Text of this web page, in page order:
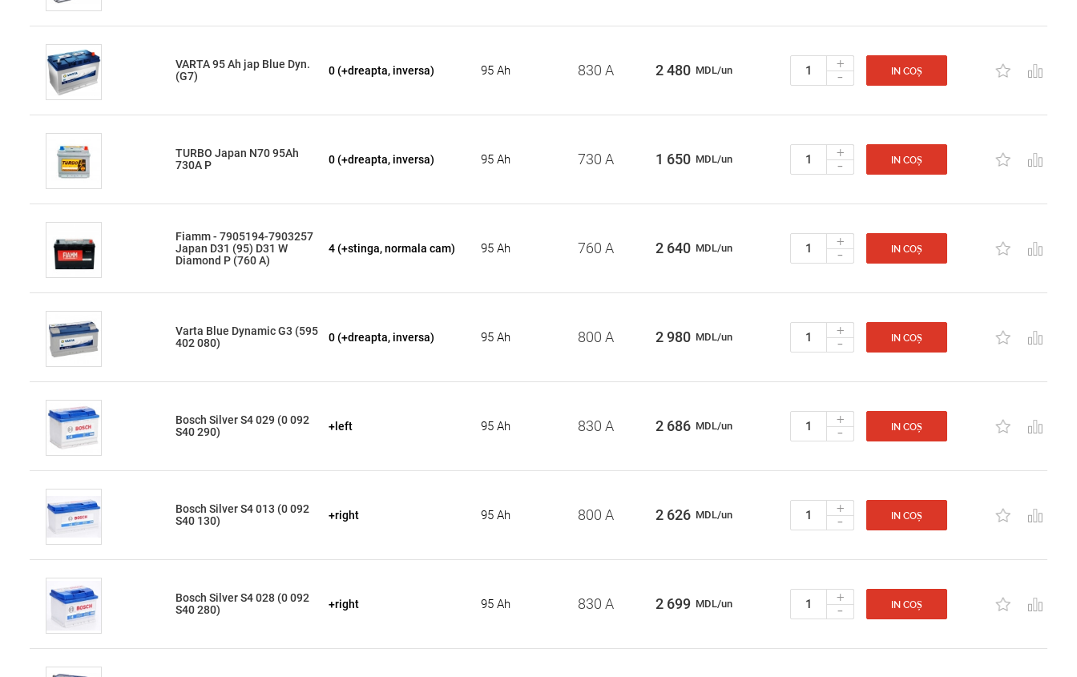
VARTA 95 Ah jap Blue Dyn.
(G7)
0 (+dreapta, inversa) 95 Ah 830 A 2 480 MDL/un +
- IN COȘ
TURBO Japan N70 95Ah
730A P
0 (+dreapta, inversa) 95 Ah 730 A 1 650 MDL/un +
- IN COȘ
Fiamm - 7905194-7903257
Japan D31 (95) D31 W
Diamond P (760 A)
4 (+stinga, normala cam) 95 Ah 760 A 2 640 MDL/un +
- IN COȘ
Varta Blue Dynamic G3 (595
402 080)
0 (+dreapta, inversa) 95 Ah 800 A 2 980 MDL/un +
- IN COȘ
Bosch Silver S4 029 (0 092
S40 290)
+left 95 Ah 830 A 2 686 MDL/un +
- IN COȘ
Bosch Silver S4 013 (0 092
S40 130)
+right 95 Ah 800 A 2 626 MDL/un +
- IN COȘ
Bosch Silver S4 028 (0 092
S40 280)
+right 95 Ah 830 A 2 699 MDL/un +
- IN COȘ